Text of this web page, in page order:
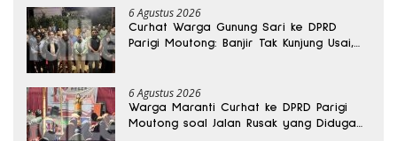
6 Agustus 2026
Curhat Warga Gunung Sari ke DPRD
Parigi Moutong: Banjir Tak Kunjung Usai,
6 Agustus 2026
Warga Maranti Curhat ke DPRD Parigi
Moutong soal Jalan Rusak yang Diduga